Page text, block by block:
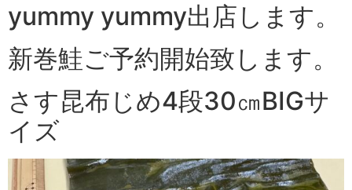
yummy yummy出店します。
新巻鮭ご予約開始致します。
さす昆布じめ4段30㎝BIGサ
イズ